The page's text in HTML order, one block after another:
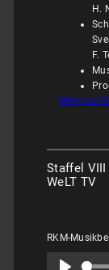
H.
F.
Mehr zur
Staffel VIII
WeLT TV
RKM-